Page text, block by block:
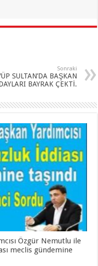
Sonraki
SULTAN’DA BAŞKAN
BAYRAK ÇEKTİ.
Özgür Nemutlu ile
meclis gündemine